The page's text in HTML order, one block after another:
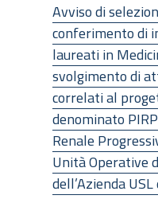
Avviso di
conferimento di
laureati in
svolgimento di
correlati al
denominato
Renale
Unità Operative
dell’Azienda